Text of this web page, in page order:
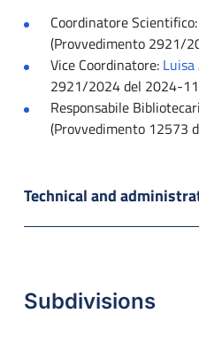
Coordinatore Scientifico:
(Provvedimento 2921/
Vice Coordinatore: Luisa
2921/2024 del 2024-
Responsabile
(Provvedimento 12573
Technical and
Subdivisions